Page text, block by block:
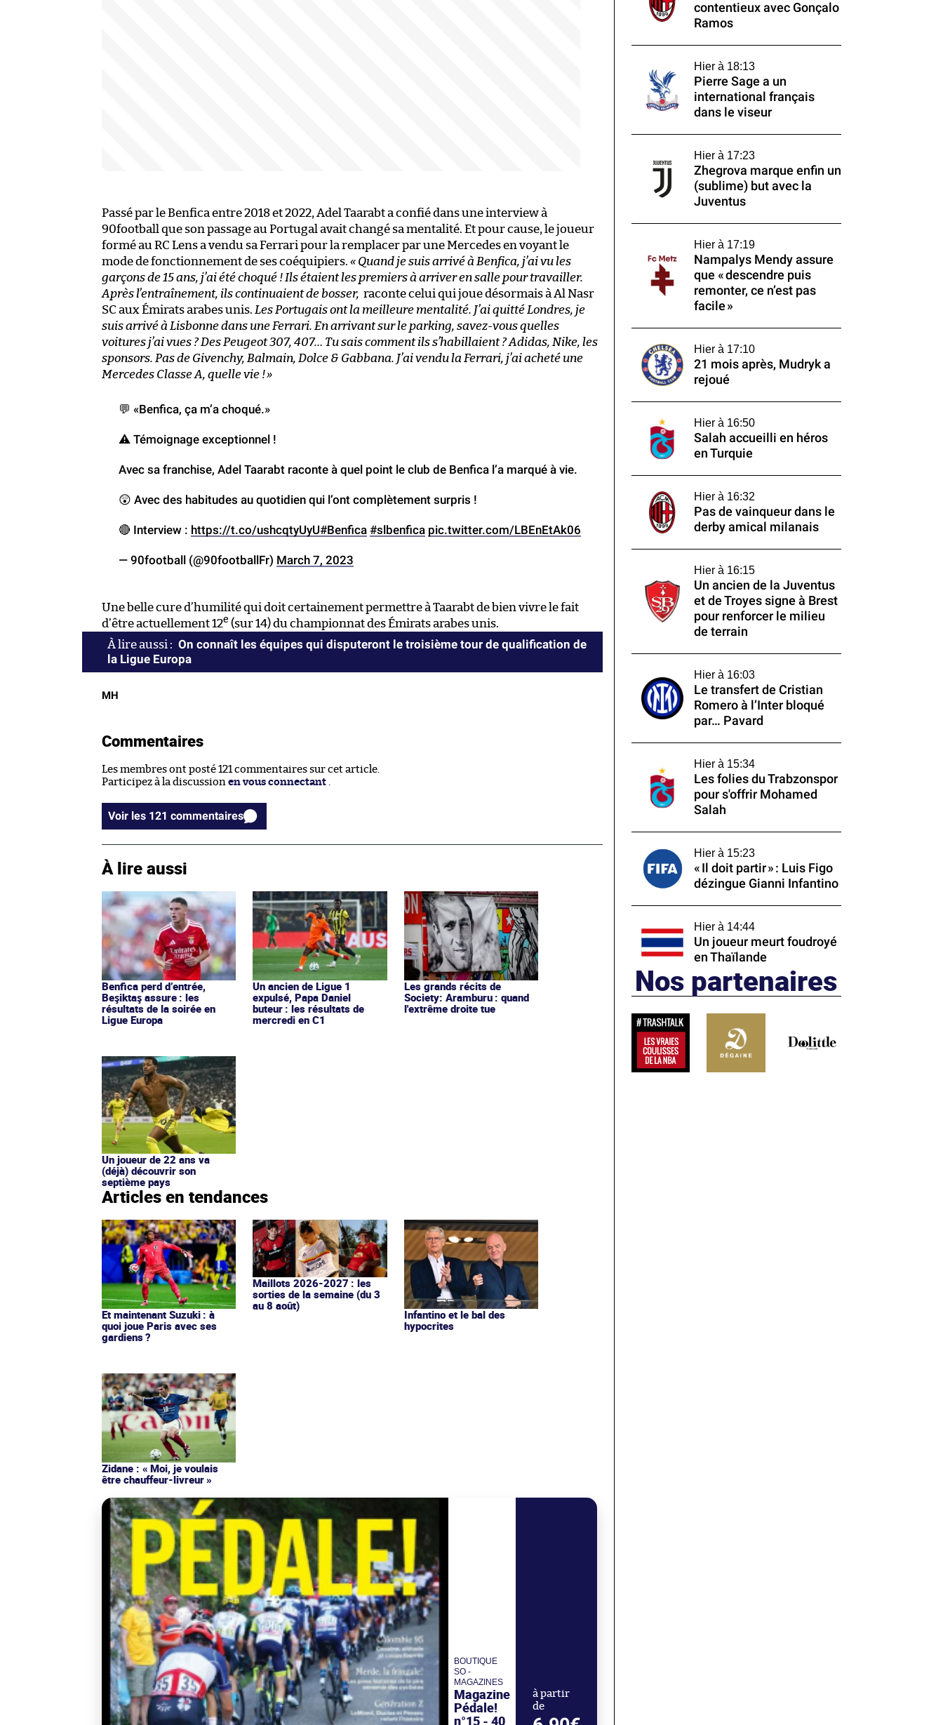
Passé par le Benfica entre 2018 et 2022, Adel Taarabt a confié dans une interview à
90football que son passage au Portugal avait changé sa mentalité. Et pour cause, le joueur
formé au RC Lens a vendu sa Ferrari pour la remplacer par une Mercedes en voyant le
mode de fonctionnement de ses coéquipiers. « Quand je suis arrivé à Benfica, j’ai vu les
garçons de 15 ans, j’ai été choqué ! Ils étaient les premiers à arriver en salle pour travailler.
Après l’entraînement, ils continuaient de bosser, raconte celui qui joue désormais à Al Nasr
SC aux Émirats arabes unis. Les Portugais ont la meilleure mentalité. J’ai quitté Londres, je
suis arrivé à Lisbonne dans une Ferrari. En arrivant sur le parking, savez-vous quelles
voitures j’ai vues ? Des Peugeot 307, 407… Tu sais comment ils s’habillaient ? Adidas, Nike, les
sponsors. Pas de Givenchy, Balmain, Dolce & Gabbana. J’ai vendu la Ferrari, j’ai acheté une
Mercedes Classe A, quelle vie !»
💬 «Benfica, ça m’a choqué.»
⚠️ Témoignage exceptionnel !
Avec sa franchise, Adel Taarabt raconte à quel point le club de Benfica l’a marqué à vie.
😲 Avec des habitudes au quotidien qui l’ont complètement surpris !
🔴 Interview : https://t.co/ushcqtyUyU#Benfica #slbenfica pic.twitter.com/LBEnEtAk06
— 90football (@90footballFr) March 7, 2023
Une belle cure d’humilité qui doit certainement permettre à Taarabt de bien vivre le fait
d’être actuellement 12e (sur 14) du championnat des Émirats arabes unis.
On connaît les équipes qui disputeront le troisième tour de qualification de
la Ligue Europa
MH
Commentaires
Les membres ont posté 121 commentaires sur cet article.
Participez à la discussion en vous connectant
Voir les 121 commentaires
À lire aussi
Benfica perd d’entrée,
Beşiktaş assure : les
résultats de la soirée en
Ligue Europa
Un ancien de Ligue 1
expulsé, Papa Daniel
buteur : les résultats de
mercredi en C1
Les grands récits de
Society: Aramburu : quand
l'extrême droite tue
Un joueur de 22 ans va
(déjà) découvrir son
septième pays
Articles en tendances
Et maintenant Suzuki : à
quoi joue Paris avec ses
gardiens ?
Maillots 2026-2027 : les
sorties de la semaine (du 3
au 8 août)
Infantino et le bal des
hypocrites
Zidane : « Moi, je voulais
être chauffeur-livreur »
BOUTIQUE
SO -
MAGAZINES
Magazine
Pédale!
n°15 - 40
à partir
de
contentieux avec Gonçalo
Ramos
Hier à 18:13
Pierre Sage a un
international français
dans le viseur
Hier à 17:23
Zhegrova marque enfin un
(sublime) but avec la
Juventus
Hier à 17:19
Nampalys Mendy assure
que « descendre puis
remonter, ce n’est pas
facile »
Hier à 17:10
21 mois après, Mudryk a
rejoué
Hier à 16:50
Salah accueilli en héros
en Turquie
Hier à 16:32
Pas de vainqueur dans le
derby amical milanais
Hier à 16:15
Un ancien de la Juventus
et de Troyes signe à Brest
pour renforcer le milieu
de terrain
Hier à 16:03
Le transfert de Cristian
Romero à l’Inter bloqué
par… Pavard
Hier à 15:34
Les folies du Trabzonspor
pour s'offrir Mohamed
Salah
Hier à 15:23
« Il doit partir » : Luis Figo
dézingue Gianni Infantino
Hier à 14:44
Un joueur meurt foudroyé
en Thaïlande
Nos partenaires